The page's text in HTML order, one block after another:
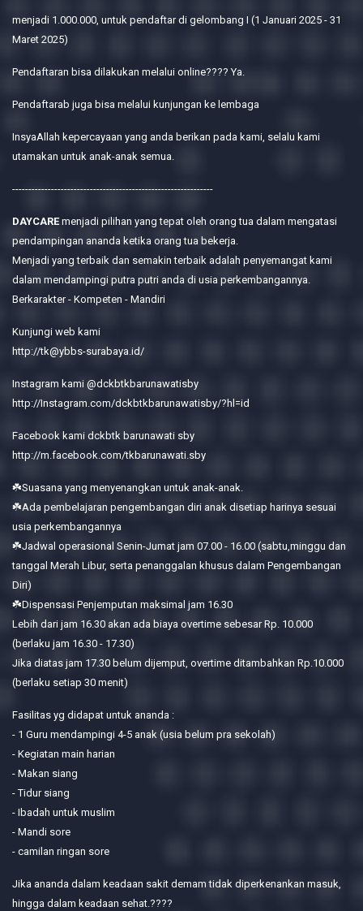
menjadi 1.000.000, untuk pendaftar di gelombang I (1 Januari 2025 - 31
Maret 2025)
Pendaftaran bisa dilakukan melalui online???? Ya.
Pendaftarab juga bisa melalui kunjungan ke lembaga
InsyaAllah kepercayaan yang anda berikan pada kami, selalu kami
utamakan untuk anak-anak semua.
--------------------------------------------------------------
DAYCAREmenjadi pilihan yang tepat oleh orang tua dalam mengatasi
pendampingan ananda ketika orang tua bekerja.
Menjadi yang terbaik dan semakin terbaik adalah penyemangat kami
dalam mendampingi putra putri anda di usia perkembangannya.
Berkarakter - Kompeten - Mandiri
Kunjungi web kami
http://tk@ybbs-surabaya.id/
Instagram kami @dckbtkbarunawatisby
http://Instagram.com/dckbtkbarunawatisby/?hl=id
Facebook kami dckbtk barunawati sby
http://m.facebook.com/tkbarunawati.sby
☘️Suasana yang menyenangkan untuk anak-anak.
☘️Ada pembelajaran pengembangan diri anak disetiap harinya sesuai
usia perkembangannya
☘️Jadwal operasional Senin-Jumat jam 07.00 - 16.00 (sabtu,minggu dan
tanggal Merah Libur, serta penanggalan khusus dalam Pengembangan
Diri)
☘️Dispensasi Penjemputan maksimal jam 16.30
Lebih dari jam 16.30 akan ada biaya overtime sebesar Rp. 10.000
(berlaku jam 16.30 - 17.30)
Jika diatas jam 17.30 belum dijemput, overtime ditambahkan Rp.10.000
(berlaku setiap 30 menit)
Fasilitas yg didapat untuk ananda :
- 1 Guru mendampingi 4-5 anak (usia belum pra sekolah)
- Kegiatan main harian
- Makan siang
- Tidur siang
- Ibadah untuk muslim
- Mandi sore
- camilan ringan sore
Jika ananda dalam keadaan sakit demam tidak diperkenankan masuk,
hingga dalam keadaan sehat.????